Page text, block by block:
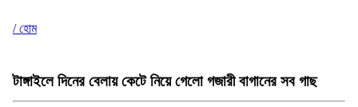
/ হোম
টাঙ্গাইলে দিনের বেলায় কেটে নিয়ে গেলো গজারী বাগানের সব গাছ